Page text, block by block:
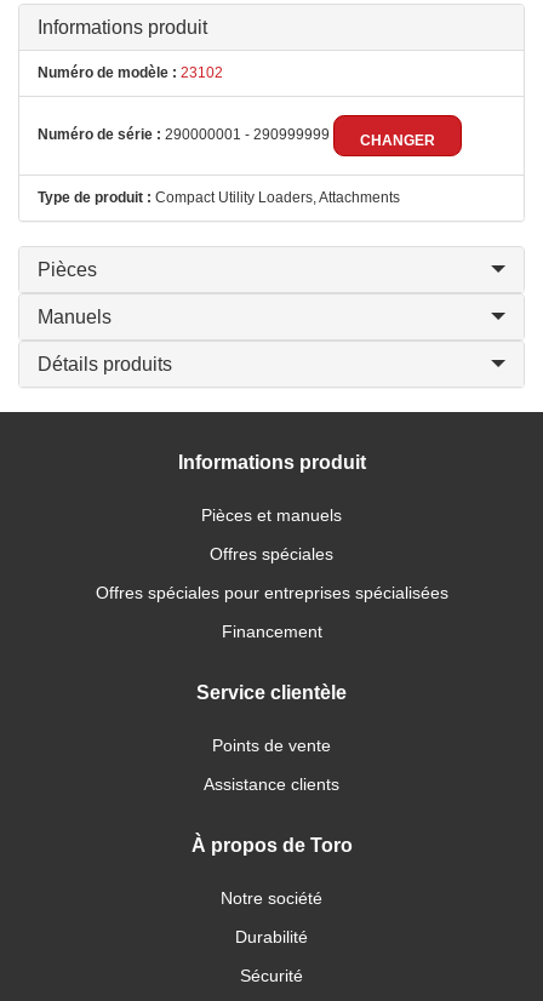
Informations produit
Numéro de modèle : 23102
Numéro de série : 290000001 - 290999999 CHANGER
Type de produit : Compact Utility Loaders, Attachments
Pièces
Manuels
Détails produits
Informations produit
Pièces et manuels
Offres spéciales
Offres spéciales pour entreprises spécialisées
Financement
Service clientèle
Points de vente
Assistance clients
À propos de Toro
Notre société
Durabilité
Sécurité